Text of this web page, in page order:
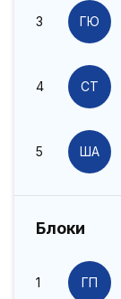
3 ГЮ
4 СТ
5 ША
Блоки
1 ГП